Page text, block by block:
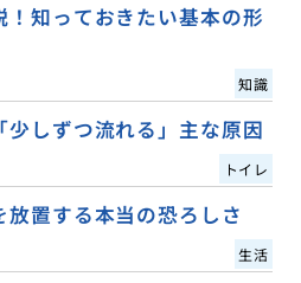
知っておきたい基本の形
知識
少しずつ流れる」主な原因
トイレ
放置する本当の恐ろしさ
生活